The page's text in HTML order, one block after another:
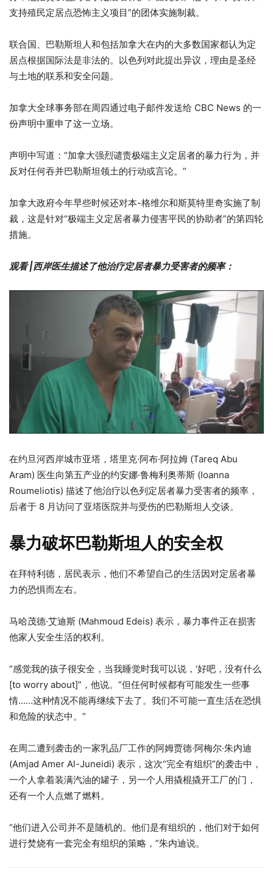
支持殖民定居点恐怖主义项目”的团体实施制裁。
联合国、巴勒斯坦人和包括加拿大在内的大多数国家都认为定
居点根据国际法是非法的。以色列对此提出异议，理由是圣经
与土地的联系和安全问题。
加拿大全球事务部在周四通过电子邮件发送给 CBC News 的一
份声明中重申了这一立场。
声明中写道：“加拿大强烈谴责极端主义定居者的暴力行为，并
反对任何吞并巴勒斯坦领土的行动或言论。”
加拿大政府今年早些时候还对本-格维尔和斯莫特里奇实施了制
裁，这是针对“极端主义定居者暴力侵害平民的协助者”的第四轮
措施。
观看 |西岸医生描述了他治疗定居者暴力受害者的频率：
在约旦河西岸城市亚塔，塔里克·阿布·阿拉姆 (Tareq Abu
Aram) 医生向第五产业的约安娜·鲁梅利奥蒂斯 (Ioanna
Roumeliotis) 描述了他治疗以色列定居者暴力受害者的频率，
后者于 8 月访问了亚塔医院并与受伤的巴勒斯坦人交谈。
暴力破坏巴勒斯坦人的安全权
在拜特利德，居民表示，他们不希望自己的生活因对定居者暴
力的恐惧而左右。
马哈茂德·艾迪斯 (Mahmoud Edeis) 表示，暴力事件正在损害
他家人安全生活的权利。
“感觉我的孩子很安全，当我睡觉时我可以说，‘好吧，没有什么
[to worry about]”，他说。“但任何时候都有可能发生一些事
情……这种情况不能再继续下去了。我们不可能一直生活在恐惧
和危险的状态中。”
在周二遭到袭击的一家乳品厂工作的阿姆贾德·阿梅尔·朱内迪
(Amjad Amer Al-Juneidi) 表示，这次“完全有组织”的袭击中，
一个人拿着装满汽油的罐子，另一个人用撬棍撬开工厂的门，
还有一个人点燃了燃料。
“他们进入公司并不是随机的。他们是有组织的，他们对于如何
进行焚烧有一套完全有组织的策略，”朱内迪说。